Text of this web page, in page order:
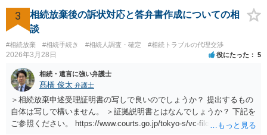
3
相続放棄後の訴状対応と答弁書作成についての相
談
#相続放棄 #相続手続き #相続人調査・確定 #相続トラブルの代理交渉
2026年3月28日 役にたった 5
相続・遺言に強い弁護士
髙橋 俊太 弁護士
＞相続放棄申述受理証明書の写しで良いのでしょうか？ 提出するもの
自体は写しで構いません。 ＞証拠説明書とはなんでしょうか？ 下記を
ご参照ください。 https://www.courts.go.jp/tokyo-s/vc-files/tokyo-s/file/